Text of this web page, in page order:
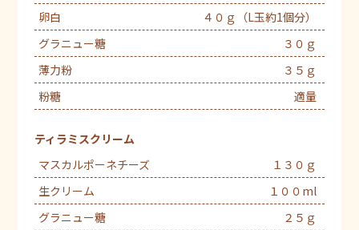
卵白
４０ｇ（L玉約1個分）
グラニュー糖
３０ｇ
薄力粉
３５ｇ
粉糖
適量
ティラミスクリーム
マスカルポーネチーズ
１３０ｇ
生クリーム
１００ml
グラニュー糖
２５ｇ